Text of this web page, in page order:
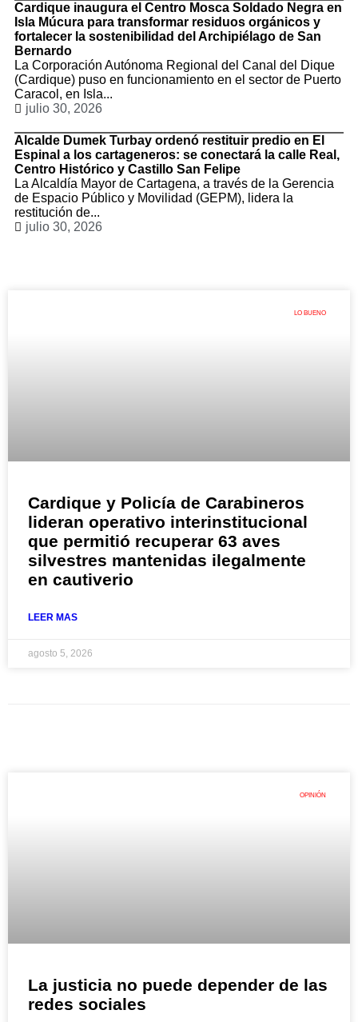
Cardique inaugura el Centro Mosca Soldado Negra en
Isla Múcura para transformar residuos orgánicos y
fortalecer la sostenibilidad del Archipiélago de San
Bernardo
La Corporación Autónoma Regional del Canal del Dique
(Cardique) puso en funcionamiento en el sector de Puerto
Caracol, en Isla...
julio 30, 2026
Alcalde Dumek Turbay ordenó restituir predio en El
Espinal a los cartageneros: se conectará la calle Real,
Centro Histórico y Castillo San Felipe
La Alcaldía Mayor de Cartagena, a través de la Gerencia
de Espacio Público y Movilidad (GEPM), lidera la
restitución de...
julio 30, 2026
LO BUENO
Cardique y Policía de Carabineros
lideran operativo interinstitucional
que permitió recuperar 63 aves
silvestres mantenidas ilegalmente
en cautiverio
LEER MAS
agosto 5, 2026
OPINIÓN
La justicia no puede depender de las
redes sociales